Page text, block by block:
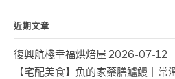
近期文章
復興航棧幸福烘焙屋 2026-07-12
【宅配美食】魚的家藥膳鱸鰻｜